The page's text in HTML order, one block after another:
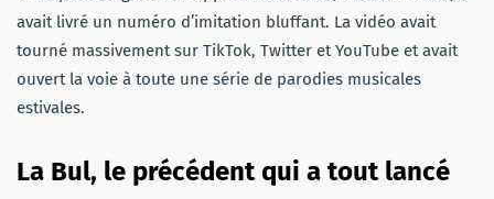
avait livré un numéro d’imitation bluffant. La vidéo avait
tourné massivement sur TikTok, Twitter et YouTube et avait
ouvert la voie à toute une série de parodies musicales
estivales.
La Bul, le précédent qui a tout lancé